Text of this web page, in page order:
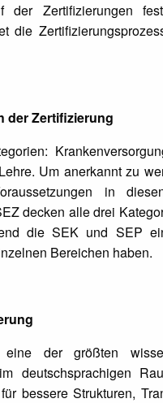
der Zertifizierungen
die
der Zertifizierung
Um anerkannt zu
in
decken alle drei
die SEK und SEP
Bereichen haben.
der größten
deutschsprachigen
bessere Strukturen,